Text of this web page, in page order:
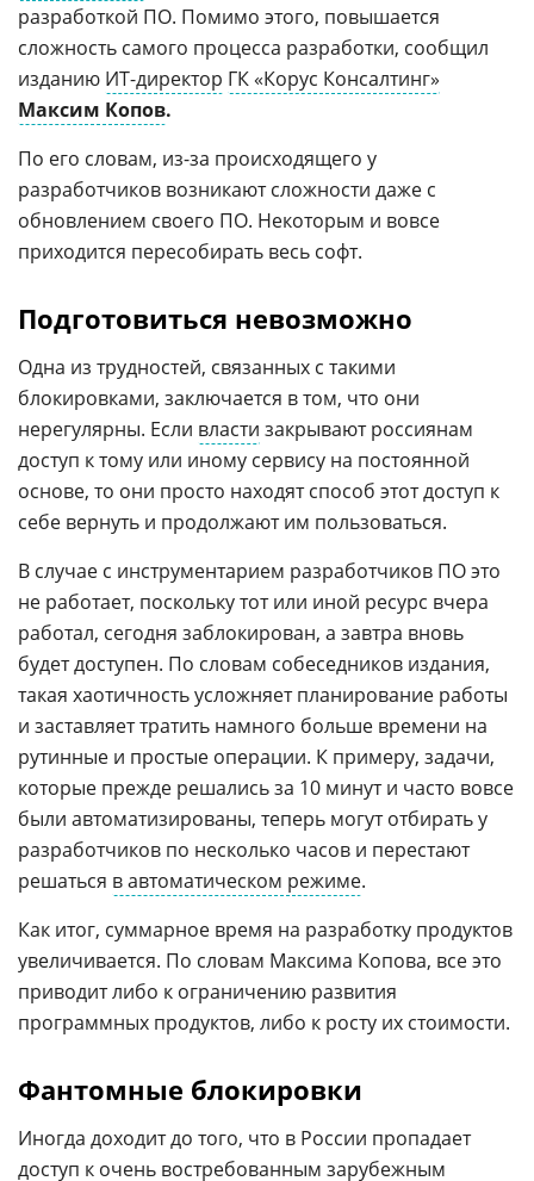
разработкой ПО. Помимо этого, повышается
сложность самого процесса разработки, сообщил
изданию ИТ-директор ГК «Корус Консалтинг»
Максим Копов.
По его словам, из-за происходящего у
разработчиков возникают сложности даже с
обновлением своего ПО. Некоторым и вовсе
приходится пересобирать весь софт.
Подготовиться невозможно
Одна из трудностей, связанных с такими
блокировками, заключается в том, что они
нерегулярны. Если власти закрывают россиянам
доступ к тому или иному сервису на постоянной
основе, то они просто находят способ этот доступ к
себе вернуть и продолжают им пользоваться.
В случае с инструментарием разработчиков ПО это
не работает, поскольку тот или иной ресурс вчера
работал, сегодня заблокирован, а завтра вновь
будет доступен. По словам собеседников издания,
такая хаотичность усложняет планирование работы
и заставляет тратить намного больше времени на
рутинные и простые операции. К примеру, задачи,
которые прежде решались за 10 минут и часто вовсе
были автоматизированы, теперь могут отбирать у
разработчиков по несколько часов и перестают
решаться в автоматическом режиме.
Как итог, суммарное время на разработку продуктов
увеличивается. По словам Максима Копова, все это
приводит либо к ограничению развития
программных продуктов, либо к росту их стоимости.
Фантомные блокировки
Иногда доходит до того, что в России пропадает
доступ к очень востребованным зарубежным